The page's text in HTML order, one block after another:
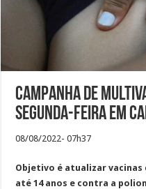
Campanha de
segunda-feira em
08/08/2022- 07h37
Objetivo é atualizar vacinas
até 14 anos e contra a